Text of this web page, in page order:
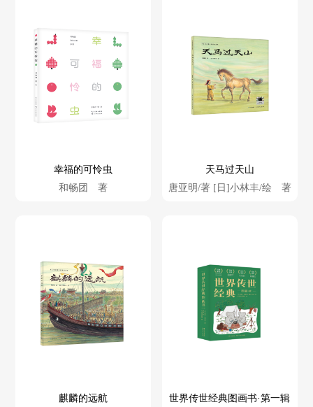
幸福的可怜虫
和畅团 著
天马过天山
唐亚明/著 [日]小林丰/绘 著
麒麟的远航
世界传世经典图画书·第一辑